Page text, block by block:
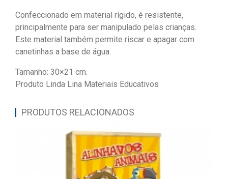
Confeccionado em material rígido, é resistente,
principalmente para ser manipulado pelas crianças.
Este material também permite riscar e apagar com
canetinhas a base de água.
Tamanho: 30×21 cm.
Produto Linda Lina Materiais Educativos
PRODUTOS RELACIONADOS